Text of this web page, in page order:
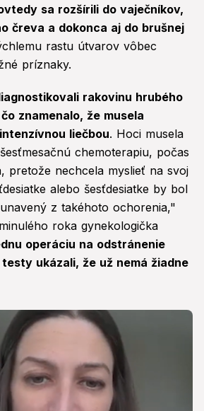
sa rozšírili do vaječníkov,
čreva a dokonca aj do brušnej
rastu útvarov vôbec
príznaky.
rakovinu hrubého
znamenalo, že musela
liečbou. Hoci musela
chemoterapiu, počas
pretože nechcela myslieť na svoj
alebo šesťdesiatke by bol
z takéhoto ochorenia,"
roka gynekologička
operáciu na odstránenie
ukázali, že už nemá žiadne